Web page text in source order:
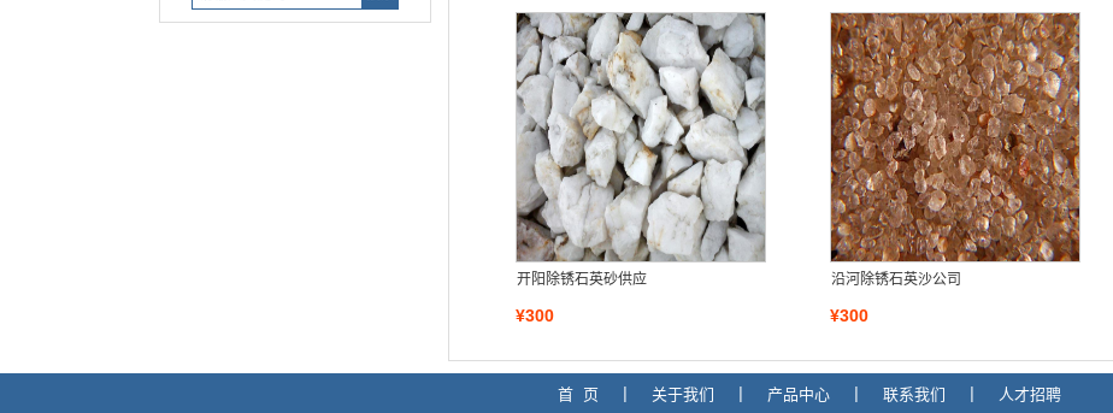
开阳除锈石英砂供应
¥300
沿河除锈石英沙公司
¥300
首 页 关于我们 产品中心 联系我们 人才招聘